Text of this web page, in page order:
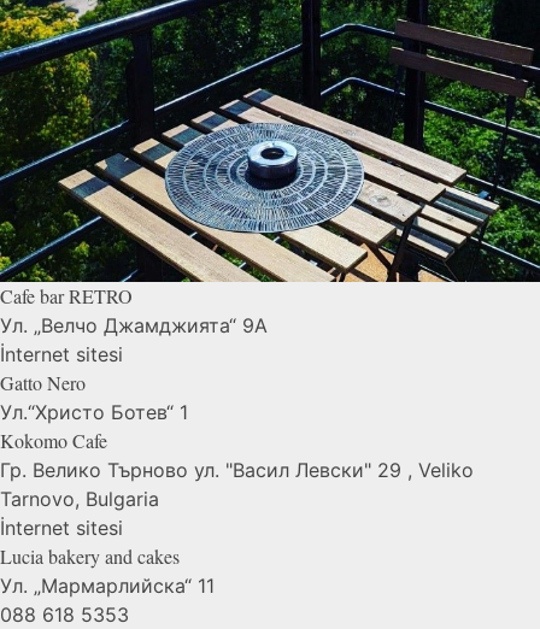
Cafe barRETRO
Ул. „Велчо Джамджията“ 9А
İnternet sitesi
GattoNero
Ул.“Христо Ботев“ 1
KokomoCafe
Гр. Велико Търново ул. "Васил Левски" 29 , Veliko
Tarnovo, Bulgaria
İnternet sitesi
Lucia bakery and cakes
Ул. „Мармарлийска“ 11
088 618 5353